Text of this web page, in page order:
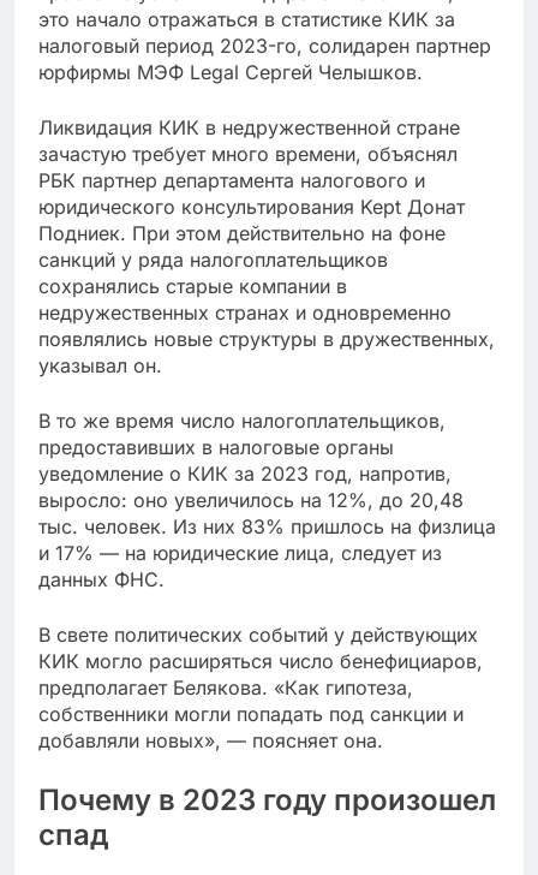
это начало отражаться в статистике КИК за
налоговый период 2023-го, солидарен партнер
юрфирмы МЭФ Legal Сергей Челышков.
Ликвидация КИК в недружественной стране
зачастую требует много времени, объяснял
РБК партнер департамента налогового и
юридического консультирования Kept Донат
Подниек. При этом действительно на фоне
санкций у ряда налогоплательщиков
сохранялись старые компании в
недружественных странах и одновременно
появлялись новые структуры в дружественных,
указывал он.
В то же время число налогоплательщиков,
предоставивших в налоговые органы
уведомление о КИК за 2023 год, напротив,
выросло: оно увеличилось на 12%, до 20,48
тыс. человек. Из них 83% пришлось на физлица
и 17% — на юридические лица, следует из
данных ФНС.
В свете политических событий у действующих
КИК могло расширяться число бенефициаров,
предполагает Белякова. «Как гипотеза,
собственники могли попадать под санкции и
добавляли новых», — поясняет она.
Почему в 2023 году произошел
спад